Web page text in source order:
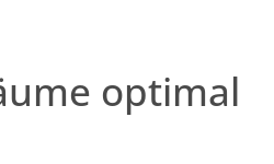
optimal